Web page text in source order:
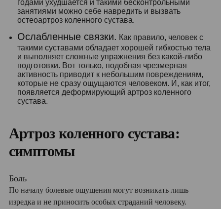
годами ухудшается и такими бесконтрольными
занятиями можно себе навредить и вызвать
остеоартроз коленного сустава.
Ослабленные связки. Как правило, человек с
такими суставами обладает хорошей гибкостью тела
и выполняет сложные упражнения без какой-либо
подготовки. Вот только, подобная чрезмерная
активность приводит к небольшим повреждениям,
которые не сразу ощущаются человеком. И, как итог,
появляется деформирующий артроз коленного
сустава.
Артроз коленного сустава:
симптомы
Боль
По началу болевые ощущения могут возникать лишь
изредка и не приносить особых страданий человеку.